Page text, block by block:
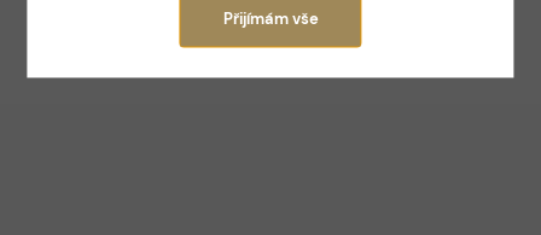
Přijímám vše